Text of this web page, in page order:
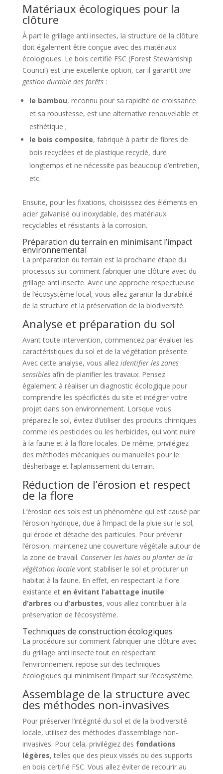
Matériaux écologiques pour la
clôture
À part le grillage anti insectes, la structure de la clôture
doit également être conçue avec des matériaux
écologiques. Le bois certifié FSC (Forest Stewardship
Council) est une excellente option, car il garantit une
gestion durable des forêts:
le bambou, reconnu pour sa rapidité de croissance
et sa robustesse, est une alternative renouvelable et
esthétique ;
le bois composite, fabriqué à partir de fibres de
bois recyclées et de plastique recyclé, dure
longtemps et ne nécessite pas beaucoup d’entretien,
etc.
Ensuite, pour les fixations, choisissez des éléments en
acier galvanisé ou inoxydable, des matériaux
recyclables et résistants à la corrosion.
Préparation du terrain en minimisant l’impact
environnemental
La préparation du terrain est la prochaine étape du
processus sur comment fabriquer une clôture avec du
grillage anti insecte. Avec une approche respectueuse
de l’écosystème local, vous allez garantir la durabilité
de la structure et la préservation de la biodiversité.
Analyse et préparation du sol
Avant toute intervention, commencez par évaluer les
caractéristiques du sol et de la végétation présente.
Avec cette analyse, vous allez identifier les zones
sensiblesafin de planifier les travaux. Pensez
également à réaliser un diagnostic écologique pour
comprendre les spécificités du site et intégrer votre
projet dans son environnement. Lorsque vous
préparez le sol, évitez d’utiliser des produits chimiques
comme les pesticides ou les herbicides, qui vont nuire
à la faune et à la flore locales. De même, privilégiez
des méthodes mécaniques ou manuelles pour le
désherbage et l’aplanissement du terrain.
Réduction de l’érosion et respect
de la flore
L’érosion des sols est un phénomène qui est causé par
l’érosion hydrique, due à l’impact de la pluie sur le sol,
qui érode et détache des particules. Pour prévenir
l’érosion, maintenez une couverture végétale autour de
la zone de travail. Conserver les haies ou planter de la
végétation localevont stabiliser le sol et procurer un
habitat à la faune. En effet, en respectant la flore
existante et en évitant l’abattage inutile
d’arbres ou d’arbustes, vous allez contribuer à la
préservation de l’écosystème.
Techniques de construction écologiques
La procédure sur comment fabriquer une clôture avec
du grillage anti insecte tout en respectant
l’environnement repose sur des techniques
écologiques qui minimisent l’impact sur l’écosystème.
Assemblage de la structure avec
des méthodes non-invasives
Pour préserver l’intégrité du sol et de la biodiversité
locale, utilisez des méthodes d’assemblage non-
invasives. Pour cela, privilégiez des fondations
légères, telles que des pieux vissés ou des supports
en bois certifié FSC. Vous allez éviter de recourir au